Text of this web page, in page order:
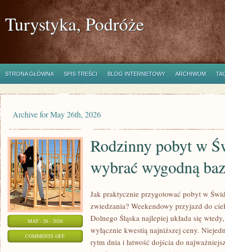
Turystyka, Podróże
STRONA GŁÓWNA SPIS TREŚCI BLOG INTERNETOWY ARCHIWUM
Archive for May 26th, 2026
MAY - 26 - 2026
COMMENTS OFFON
Rodzinny pobyt w
wybrać wygodną
Jak praktycznie przygotować pobyt w
zwiedzania? Weekendowy przyjazd do
Dolnego Śląska najlepiej układa się
wyłącznie kwestią najniższej ceny.
rytm dnia i łatwość dojścia do